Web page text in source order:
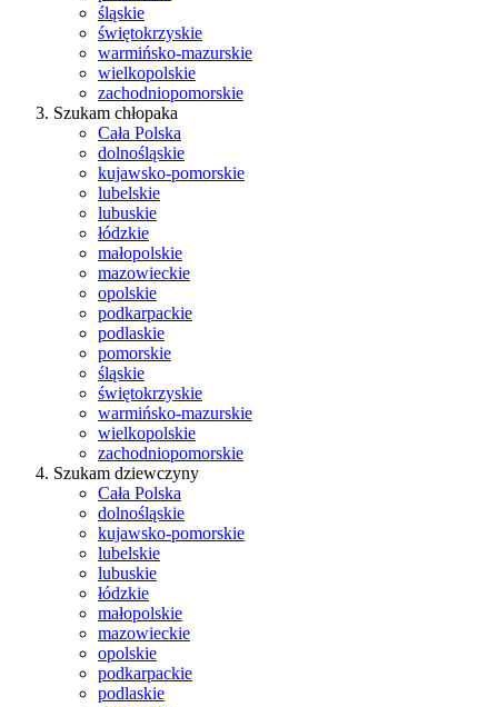
śląskie
świętokrzyskie
warmińsko-mazurskie
wielkopolskie
zachodniopomorskie
Szukam chłopaka
Cała Polska
dolnośląskie
kujawsko-pomorskie
lubelskie
lubuskie
łódzkie
małopolskie
mazowieckie
opolskie
podkarpackie
podlaskie
pomorskie
śląskie
świętokrzyskie
warmińsko-mazurskie
wielkopolskie
zachodniopomorskie
Szukam dziewczyny
Cała Polska
dolnośląskie
kujawsko-pomorskie
lubelskie
lubuskie
łódzkie
małopolskie
mazowieckie
opolskie
podkarpackie
podlaskie